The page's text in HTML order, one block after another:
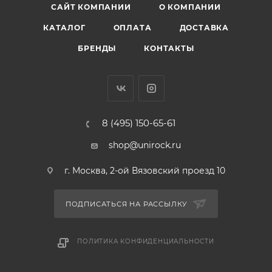
САЙТ КОМПАНИИ О КОМПАНИИ
КАТАЛОГ ОПЛАТА ДОСТАВКА
БРЕНДЫ КОНТАКТЫ
8 (495) 150-65-61
shop@unirock.ru
г. Москва, 2-ой Вязовский проезд 10
ПОДПИСАТЬСЯ НА РАССЫЛКУ
ПОЛИТИКА КОНФИДЕНЦИАЛЬНОСТИ